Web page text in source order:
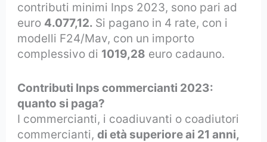
contributi minimi Inps 2023, sono pari ad
euro 4.077,12. Si pagano in 4 rate, con i
modelli F24/Mav, con un importo
complessivo di 1019,28 euro cadauno.
Contributi Inps commercianti 2023:
quanto si paga?
I commercianti, i coadiuvanti o coadiutori
commercianti,di età superiore ai 21 anni,